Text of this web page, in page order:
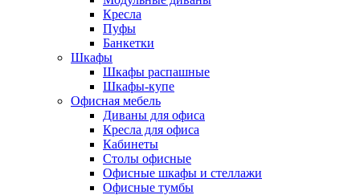
Кресла
Пуфы
Банкетки
Шкафы
Шкафы распашные
Шкафы-купе
Офисная мебель
Диваны для офиса
Кресла для офиса
Кабинеты
Столы офисные
Офисные шкафы и стеллажи
Офисные тумбы